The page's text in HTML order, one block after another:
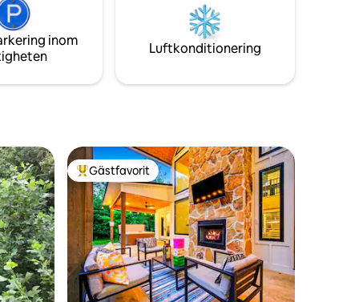
ner i
och
inom
Luftkonditionering
Populär gästfavorit
Gästfavorit